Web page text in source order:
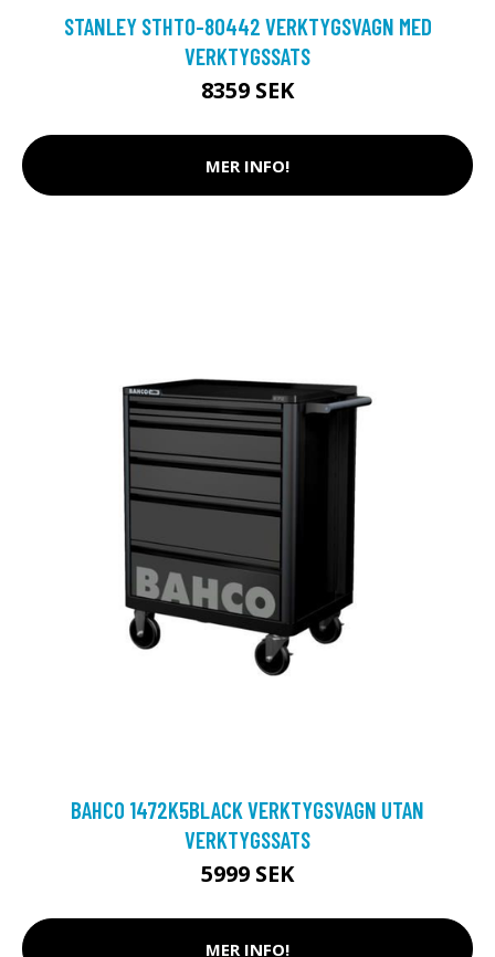
STANLEY STHT0-80442 VERKTYGSVAGN MED
VERKTYGSSATS
8359 SEK
MER INFO!
BAHCO 1472K5BLACK VERKTYGSVAGN UTAN
VERKTYGSSATS
5999 SEK
MER INFO!